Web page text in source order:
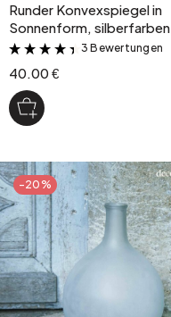
Runder Konvexspiegel in
Sonnenform, silberfarben
&
3 Bewertungen
40.00 €
-20%